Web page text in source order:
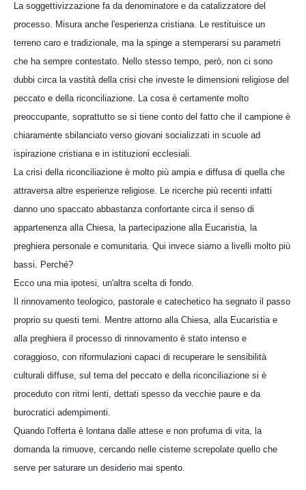
La soggettivizzazione fa da denominatore e da catalizzatore del
processo. Misura anche l'esperienza cristiana. Le restituisce un
terreno caro e tradizionale, ma la spinge a stemperarsi su parametri
che ha sempre contestato. Nello stesso tempo, però, non ci sono
dubbi circa la vastità della crisi che investe le dimensioni religiose del
peccato e della riconciliazione. La cosa è certamente molto
preoccupante, soprattutto se si tiene conto del fatto che il campione è
chiaramente sbilanciato verso giovani socializzati in scuole ad
ispirazione cristiana e in istituzioni ecclesiali.
La crisi della riconciliazione è molto più ampia e diffusa di quella che
attraversa altre esperienze religiose. Le ricerche più recenti infatti
danno uno spaccato abbastanza confortante circa il senso di
appartenenza alla Chiesa, la partecipazione alla Eucaristia, la
preghiera personale e comunitaria. Qui invece siamo a livelli molto più
bassi. Perché?
Ecco una mia ipotesi, un'altra scelta di fondo.
Il rinnovamento teologico, pastorale e catechetico ha segnato il passo
proprio su questi temi. Mentre attorno alla Chiesa, alla Eucaristia e
alla preghiera il processo di rinnovamento è stato intenso e
coraggioso, con riformulazioni capaci di recuperare le sensibilità
culturali diffuse, sul tema del peccato e della riconciliazione si è
proceduto con ritmi lenti, dettati spesso da vecchie paure e da
burocratici adempimenti.
Quando l'offerta è lontana dalle attese e non profuma di vita, la
domanda la rimuove, cercando nelle cisterne screpolate quello che
serve per saturare un desiderio mai spento.